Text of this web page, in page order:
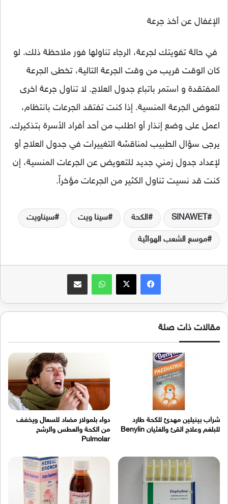
الإغفال عن أخذ جرعة
في حالة تفويتك لجرعة، الرجاء تناولها فور ملاحظة ذلك. لو
كان الوقت قريب من وقت الجرعة التالية، تخطى الجرعة
المفتقدة و استمر باتباع جدول العلاج. لا تناول جرعة اخرى
لتعوض الجرعة المنسية. إذا كنت تفتقد الجرعات بانتظام،
اعمل على وضع إنذار أو اطلب من أحد أفراد الأسرة بتذكيرك.
يرجى سؤال الطبيب لمناقشة التغييرات في جدول العلاج أو
لإعداد جدول زمني جديد للتعويض عن الجرعات المنسية، إن
كنت قد نسيت تناول الكثير من الجرعات مؤخراً.
SINAWET الكحة سينا ويت سيناويت
موسع الشعب الهوائية
فيسبوك‫X واتساب مشاركة عبر البريد
مقالات ذات صلة
شراب بينيلين مهدئ للكحة طارد
للبلغم وعلاج القئ والغثيان Benylin
دواء بلمولار مضاد للسعال ويخفف
من الكحة والعطس والرشح
Pulmolar